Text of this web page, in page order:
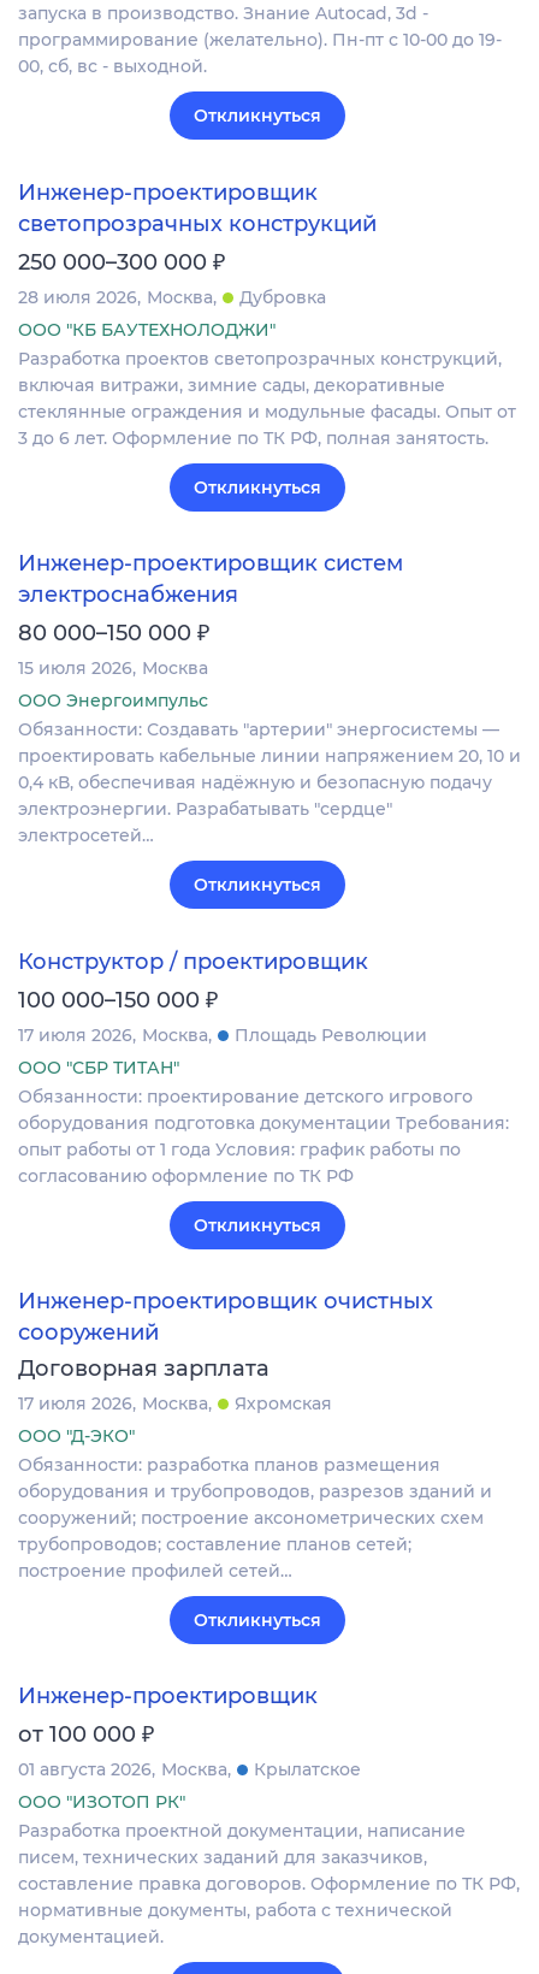
запуска в производство. Знание Autocad, 3d -
программирование (желательно). Пн-пт с 10-00 до 19-
00, сб, вс - выходной.
Откликнуться
Инженер-проектировщик
светопрозрачных конструкций
250 000–300 000 ₽
28 июля 2026 Москва
Дубровка
ООО "КБ БАУТЕХНОЛОДЖИ"
Разработка проектов светопрозрачных конструкций,
включая витражи, зимние сады, декоративные
стеклянные ограждения и модульные фасады. Опыт от
3 до 6 лет. Оформление по ТК РФ, полная занятость.
Откликнуться
Инженер-проектировщик систем
электроснабжения
80 000–150 000 ₽
15 июля 2026 Москва
ООО Энергоимпульс
Обязанности: Создавать "артерии" энергосистемы —
проектировать кабельные линии напряжением 20, 10 и
0,4 кВ, обеспечивая надёжную и безопасную подачу
электроэнергии. Разрабатывать "сердце"
электросетей…
Откликнуться
Конструктор / проектировщик
100 000–150 000 ₽
17 июля 2026 Москва
Площадь Революции
ООО "СБР ТИТАН"
Обязанности: проектирование детского игрового
оборудования подготовка документации Требования:
опыт работы от 1 года Условия: график работы по
согласованию оформление по ТК РФ
Откликнуться
Инженер-проектировщик очистных
сооружений
Договорная зарплата
17 июля 2026 Москва
Яхромская
ООО "Д-ЭКО"
Обязанности: разработка планов размещения
оборудования и трубопроводов, разрезов зданий и
сооружений; построение аксонометрических схем
трубопроводов; составление планов сетей;
построение профилей сетей…
Откликнуться
Инженер-проектировщик
от 100 000 ₽
01 августа 2026 Москва
Крылатское
ООО "ИЗОТОП РК"
Разработка проектной документации, написание
писем, технических заданий для заказчиков,
составление правка договоров. Оформление по ТК РФ,
нормативные документы, работа с технической
документацией.